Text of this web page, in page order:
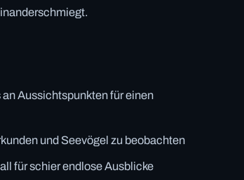
Aussichtspunkten für einen
und Seevögel zu beobachten
für schier endlose Ausblicke